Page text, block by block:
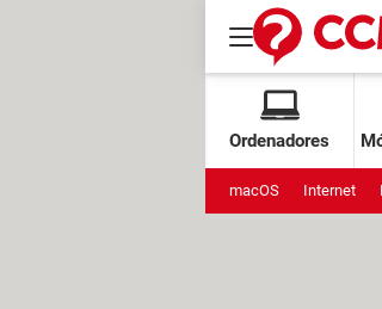
Ordenadores
macOS Internet